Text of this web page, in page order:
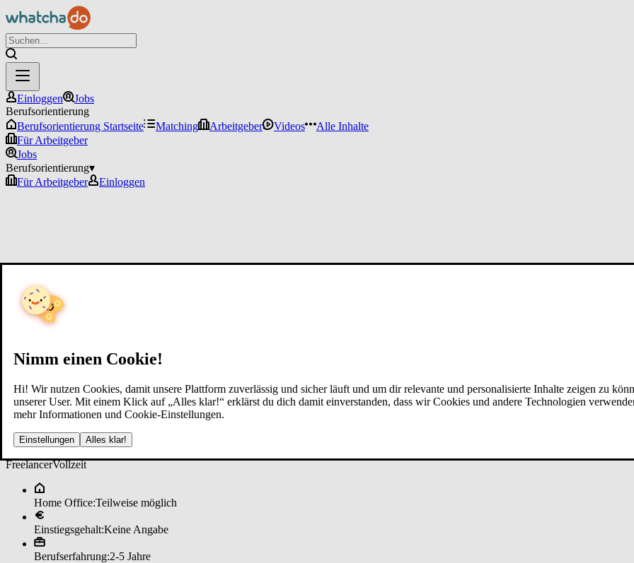
Nimm einen Cookie!
Hi! Wir nutzen Cookies, damit unsere Plattform zuverlässig und sicher läuft und um dir relevante und personalisierte Inhalte zeigen zu
unserer User. Mit einem Klick auf „Alles klar!“ erklärst du dich damit einverstanden, dass wir Cookies und andere Technologien
mehr Informationen und Cookie-Einstellungen.
Einstellungen Alles klar!
Einloggen
Jobs
Berufsorientierung
Berufsorientierung Startseite
Matching Arbeitgeber Videos
Alle Inhalte
Für Arbeitgeber
Jobs
Berufsorientierung▾
Für Arbeitgeber
Einloggen
Fi­nan­zie­rungs­be­ra­ter (m/w/d) ­mit Kun­den­be­stan­d bei un­de­fi­ned
FreelancerVollzeit
Home Office:Teilweise möglich
Einstiegsgehalt:Keine Angabe
Berufserfahrung:2-5 Jahre